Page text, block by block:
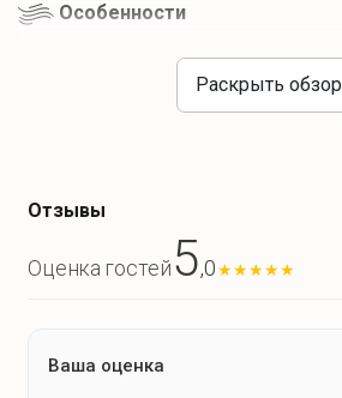
Особенности
дети до 3 лет - бесплатно
Еда на месте
чай
Раскрыть обзор
Отзывы
Оценка гостей 5,0★★★★★
Ваша оценка